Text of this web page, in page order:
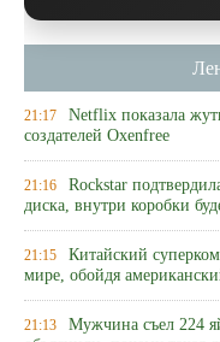
21:17 Netflix показала
создателей Oxenfree
21:16 Rockstar
диска, внутри коробки
21:15 Китайский
мире, обойдя
21:13 Мужчина съел 224